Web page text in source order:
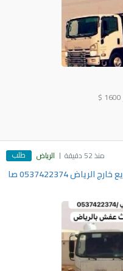
1600
$
منذ 52 دقيقة الرياض طلب
سواق دينا نقل عفش اثاث بضايع خارج الرياض 0537422374 صا